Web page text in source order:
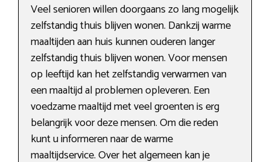
Veel senioren willen doorgaans zo lang mogelijk
zelfstandig thuis blijven wonen. Dankzij warme
maaltijden aan huis kunnen ouderen langer
zelfstandig thuis blijven wonen. Voor mensen
op leeftijd kan het zelfstandig verwarmen van
een maaltijd al problemen opleveren. Een
voedzame maaltijd met veel groenten is erg
belangrijk voor deze mensen. Om die reden
kunt u informeren naar de warme
maaltijdservice. Over het algemeen kan je